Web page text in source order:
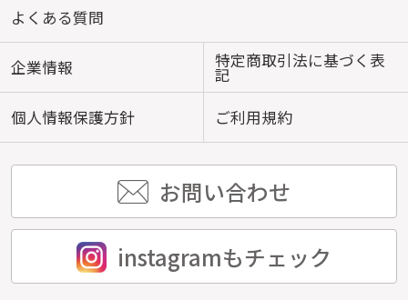
よくある質問
企業情報 特定商取引法に基づく表
記
個人情報保護方針
ご利用規約
お問い合わせ
instagramもチェック